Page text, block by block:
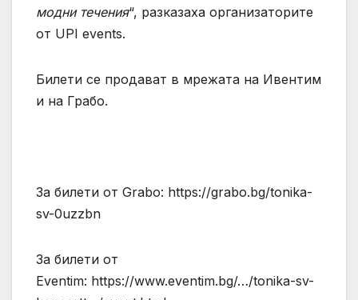
модни течения“, разказаха организаторите
от UPI events.
Билети се продават в мрежата на Ивентим
и на Грабо.
За билети от Grabo: https://grabo.bg/tonika-
sv-0uzzbn
За билети от
Eventim: https://www.eventim.bg/…/tonika-sv-